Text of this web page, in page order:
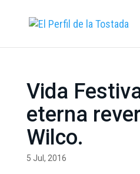
Vida
eterna
Wilco.
5 Jul, 2016